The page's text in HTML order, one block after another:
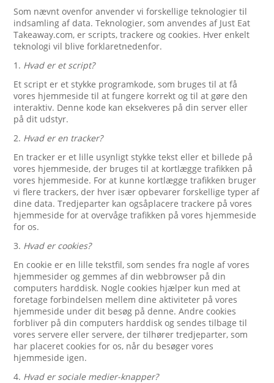
Som nævnt ovenfor anvender vi forskellige teknologier til
indsamling af data. Teknologier, som anvendes af Just Eat
Takeaway.com, er scripts, trackere og cookies. Hver enkelt
teknologi vil blive forklaretnedenfor.
1. Hvad er et script?
Et script er et stykke programkode, som bruges til at få
vores hjemmeside til at fungere korrekt og til at gøre den
interaktiv. Denne kode kan eksekveres på din server eller
på dit udstyr.
2. Hvad er en tracker?
En tracker er et lille usynligt stykke tekst eller et billede på
vores hjemmeside, der bruges til at kortlægge trafikken på
vores hjemmeside. For at kunne kortlægge trafikken bruger
vi flere trackers, der hver især opbevarer forskellige typer af
dine data. Tredjeparter kan ogsåplacere trackere på vores
hjemmeside for at overvåge trafikken på vores hjemmeside
for os.
3. Hvad er cookies?
En cookie er en lille tekstfil, som sendes fra nogle af vores
hjemmesider og gemmes af din webbrowser på din
computers harddisk. Nogle cookies hjælper kun med at
foretage forbindelsen mellem dine aktiviteter på vores
hjemmeside under dit besøg på denne. Andre cookies
forbliver på din computers harddisk og sendes tilbage til
vores servere eller servere, der tilhører tredjeparter, som
har placeret cookies for os, når du besøger vores
hjemmeside igen.
4. Hvad er sociale medier-knapper?